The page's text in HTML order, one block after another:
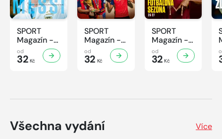
SPORT
Magazín -
32/2026
od
32 Kč
SPORT
Magazín -
31/2026
od
32 Kč
SPORT
Magazín -
30/2026
od
32 Kč
Všechna vydání Více